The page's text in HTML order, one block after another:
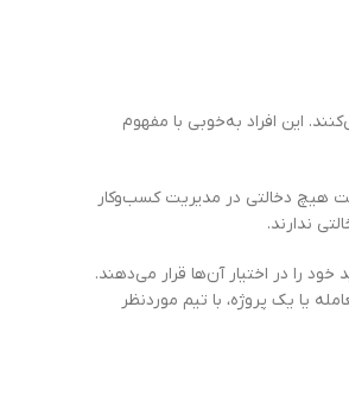
این افراد به‌خوبی با مفهوم
هیچ دخالتی در مدیریت کسب‌وکار
ندارند.
را در اختیار آن‌ها قرار می‌دهند.
یا یک پروژه، با تیم موردنظر